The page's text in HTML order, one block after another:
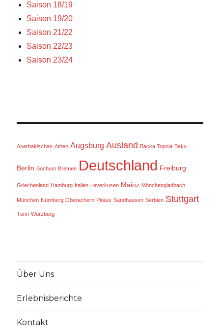
Saison 18/19
Saison 19/20
Saison 21/22
Saison 22/23
Saison 23/24
Aserbaidschan Athen Augsburg Ausland Backa Topola Baku
Berlin Bochum Bremen Deutschland Freiburg
Griechenland Hamburg Italien Leverkusen Mainz Mönchengladbach
München Nürnberg Oberachern Piräus Sandhausen Serbien Stuttgart
Turin Würzburg
Über Uns
Erlebnisberichte
Kontakt